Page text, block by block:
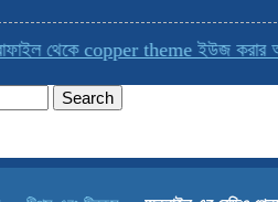
থেকে copper theme ইউজ করার